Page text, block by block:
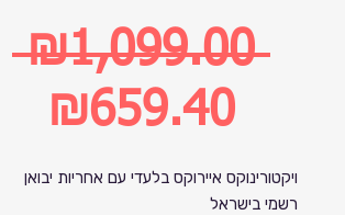
₪1,099.00
Regular
Price
₪659.40
Sale
ויקטורינוקס איירוקס בלעדי עם אחריות יבואן
רשמי בישראל